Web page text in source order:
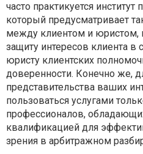
часто практикуется институт
который предусматривает
между клиентом и юристом,
защиту интересов клиента в
юристу клиентских
доверенности. Конечно же,
представительства ваших
пользоваться услугами
профессионалов,
квалификацией для
зрения в арбитражном